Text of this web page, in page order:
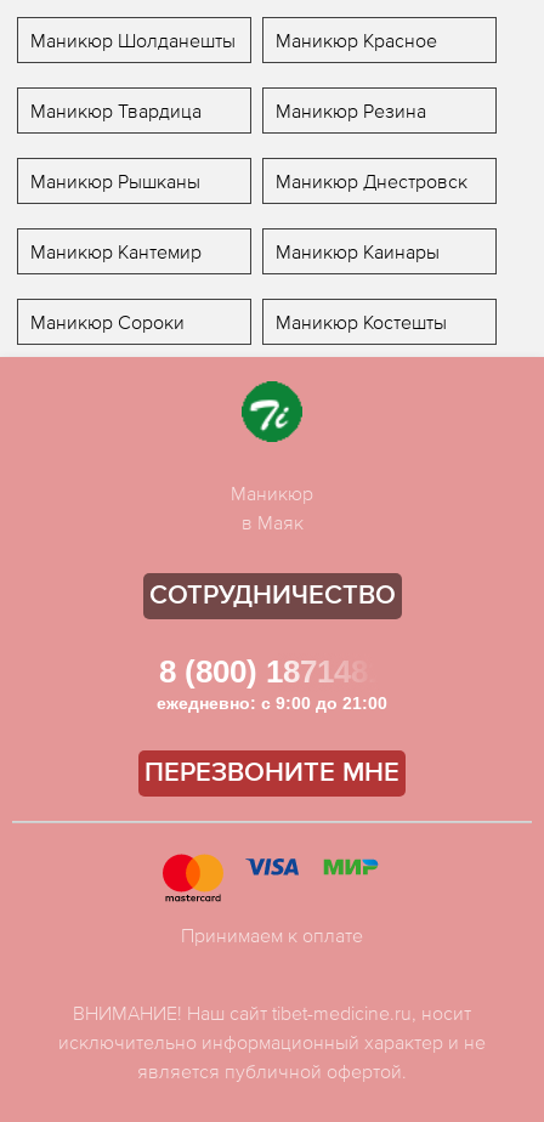
Маникюр Шолданешты Маникюр Красное
Маникюр Твардица Маникюр Резина
Маникюр Рышканы Маникюр Днестровск
Маникюр Кантемир Маникюр Каинары
Маникюр Сороки Маникюр Костешты
Маникюр
в Маяк
СОТРУДНИЧЕСТВО
8 (800) 1871481
ежедневно: с 9:00 до 21:00
ПЕРЕЗВОНИТЕ МНЕ
ВНИМАНИЕ! Наш сайт tibet-medicine.ru, носит
исключительно информационный характер и не
является публичной офертой.
Принимаем к оплате